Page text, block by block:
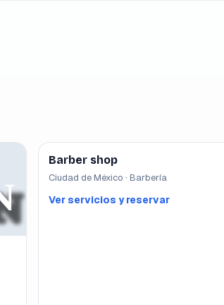
Barber shop
Ciudad de México · Barbería
Ver servicios y reservar